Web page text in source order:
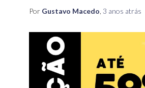
Por Gustavo Macedo 3 anos atrás